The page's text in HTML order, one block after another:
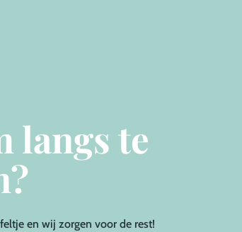
langs te
en wij zorgen voor de rest!